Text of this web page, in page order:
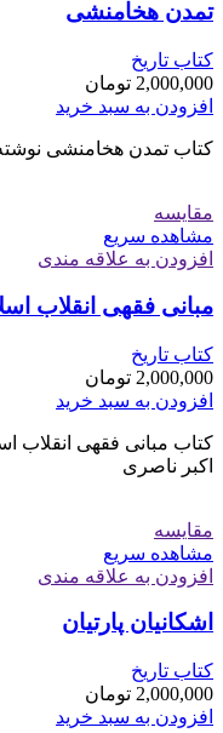
تمدن هخامنشی
کتاب تاریخ
2,000,000 تومان
افزودن به سبد خرید
کتاب تمدن هخامنشی
مقایسه
مشاهده سریع
افزودن به علاقه مندی
مبانی فقهی انقلاب
کتاب تاریخ
2,000,000 تومان
افزودن به سبد خرید
کتاب مبانی فقهی انقلاب
اکبر ناصری
مقایسه
مشاهده سریع
افزودن به علاقه مندی
اشکانیان پارتیان
کتاب تاریخ
2,000,000 تومان
افزودن به سبد خرید